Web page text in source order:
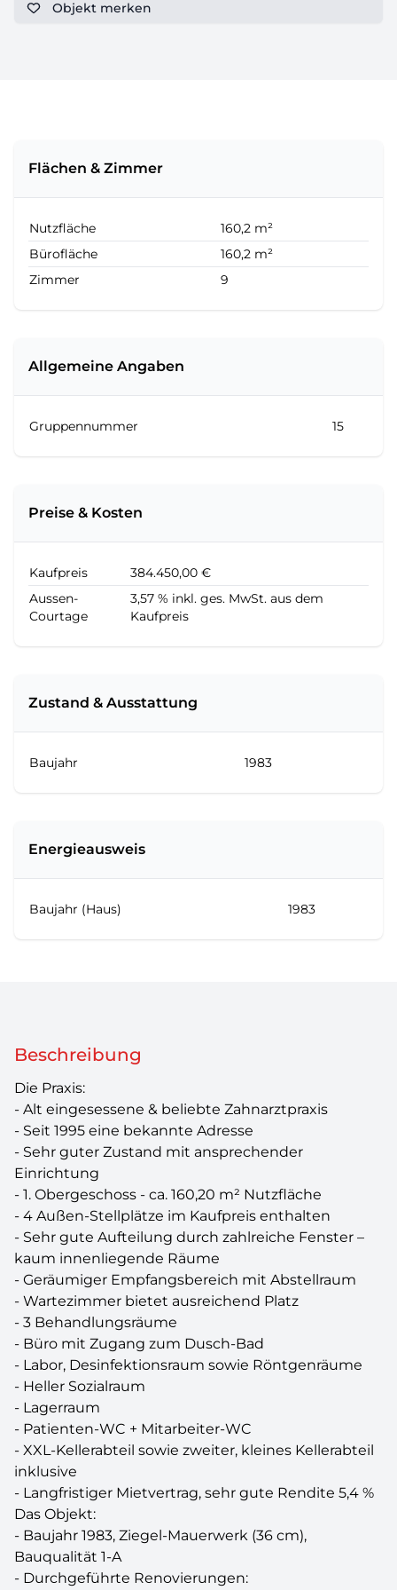
Objekt merken
Flächen & Zimmer
Nutzfläche
160,2 m²
Bürofläche
160,2 m²
Zimmer
9
Allgemeine Angaben
Gruppennummer 15
Preise & Kosten
Kaufpreis
384.450,00 €
Aussen-
Courtage
3,57 % inkl. ges. MwSt. aus dem
Kaufpreis
Zustand & Ausstattung
Baujahr 1983
Energieausweis
Baujahr (Haus) 1983
Beschreibung
Die Praxis:
- Alt eingesessene & beliebte Zahnarztpraxis
- Seit 1995 eine bekannte Adresse
- Sehr guter Zustand mit ansprechender
Einrichtung
- 1. Obergeschoss - ca. 160,20 m² Nutzfläche
- 4 Außen-Stellplätze im Kaufpreis enthalten
- Sehr gute Aufteilung durch zahlreiche Fenster –
kaum innenliegende Räume
- Geräumiger Empfangsbereich mit Abstellraum
- Wartezimmer bietet ausreichend Platz
- 3 Behandlungsräume
- Büro mit Zugang zum Dusch-Bad
- Labor, Desinfektionsraum sowie Röntgenräume
- Heller Sozialraum
- Lagerraum
- Patienten-WC + Mitarbeiter-WC
- XXL-Kellerabteil sowie zweiter, kleines Kellerabteil
inklusive
- Langfristiger Mietvertrag, sehr gute Rendite 5,4 %
Das Objekt:
- Baujahr 1983, Ziegel-Mauerwerk (36 cm),
Bauqualität 1-A
- Durchgeführte Renovierungen: